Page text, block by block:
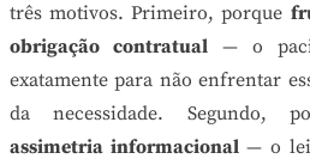
três motivos. Primeiro, porque
obrigação contratual — o
exatamente para não enfrentar
da necessidade. Segundo,
assimetria informacional— o